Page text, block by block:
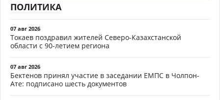
ПОЛИТИКА
07 авг 2026
Токаев поздравил жителей Северо-Казахстанской
области с 90-летием региона
07 авг 2026
Бектенов принял участие в заседании ЕМПС в Чолпон-
Ате: подписано шесть документов